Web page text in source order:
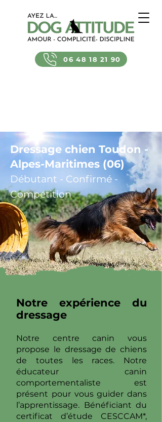
06 48 18 21 90
Dressage chien Toudon -
Alpes-Maritimes (06)
Débutant - Confirmé -
Compétition
Notre expérience du
dressage
Notre centre canin vous
propose le dressage de chiens
de toutes les races. Notre
éducateur canin
comportementaliste est
présent pour vous guider dans
l’apprentissage. Bénéficiant du
certificat d’étude CESCCAM*,